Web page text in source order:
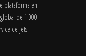
plateforme en
de 1 000
de jets